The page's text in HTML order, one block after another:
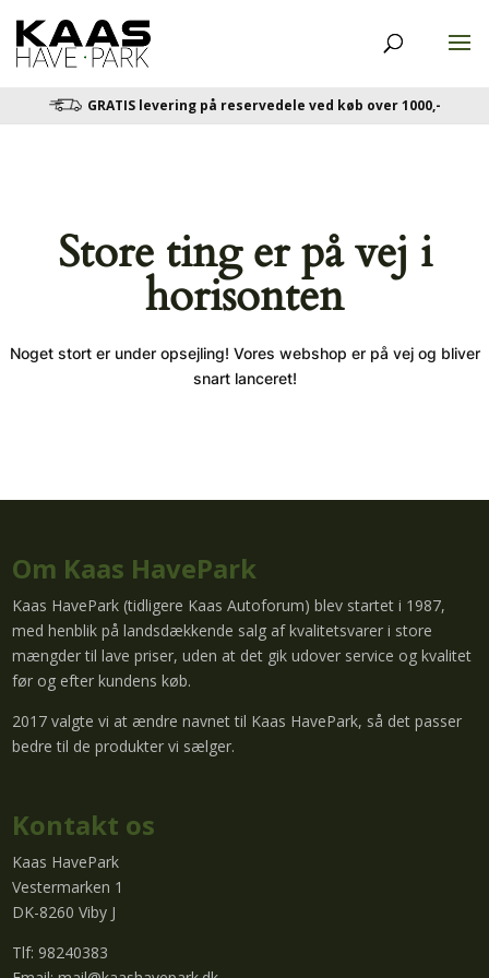
GRATIS levering på reservedele ved køb over 1000,-
Store ting er på vej i
horisonten
Noget stort er under opsejling! Vores webshop er på vej og bliver
snart lanceret!
Om Kaas HavePark
Kaas HavePark (tidligere Kaas Autoforum) blev startet i 1987,
med henblik på landsdækkende salg af kvalitetsvarer i store
mængder til lave priser, uden at det gik udover service og kvalitet
før og efter kundens køb.
2017 valgte vi at ændre navnet til Kaas HavePark, så det passer
bedre til de produkter vi sælger.
Kontakt os
Kaas HavePark
Vestermarken 1
DK-8260 Viby J
Tlf: 98240383